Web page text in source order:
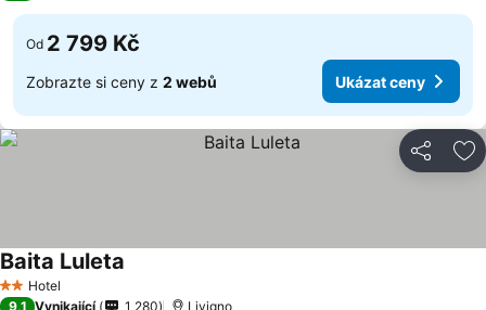
Od 2 799 Kč
Zobrazte si ceny z 2 webů Ukázat ceny
Sdílet
2 Počet hvězdiček
Hotel
Baita Luleta
9,1 Vynikající 1 280 Livigno